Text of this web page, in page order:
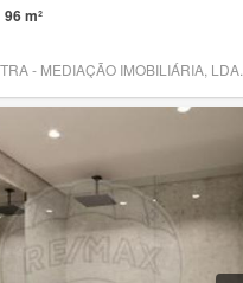
96 m²
- MEDIAÇÃO IMOBILIÁRIA, LDA.